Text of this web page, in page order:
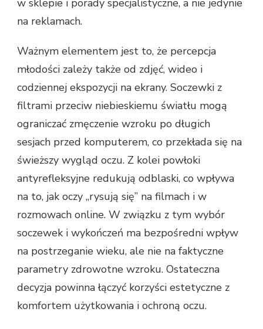
w sklepie i porady specjalistyczne, a nie jedynie
na reklamach.
Ważnym elementem jest to, że percepcja
młodości zależy także od zdjęć, wideo i
codziennej ekspozycji na ekrany. Soczewki z
filtrami przeciw niebieskiemu światłu mogą
ograniczać zmęczenie wzroku po długich
sesjach przed komputerem, co przekłada się na
świeższy wygląd oczu. Z kolei powłoki
antyrefleksyjne redukują odblaski, co wpływa
na to, jak oczy „rysują się” na filmach i w
rozmowach online. W związku z tym wybór
soczewek i wykończeń ma bezpośredni wpływ
na postrzeganie wieku, ale nie na faktyczne
parametry zdrowotne wzroku. Ostateczna
decyzja powinna łączyć korzyści estetyczne z
komfortem użytkowania i ochroną oczu.